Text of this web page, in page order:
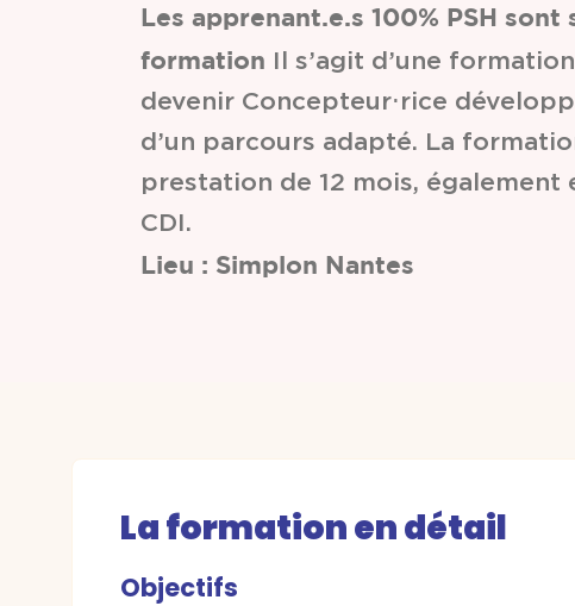
Les apprenant.e.s 100% PSH
formation Il s’agit d’une
devenir Concepteur⋅rice
d’un parcours adapté. La
prestation de 12 mois,
CDI.
Lieu : Simplon Nantes
La formation en détail
Objectifs